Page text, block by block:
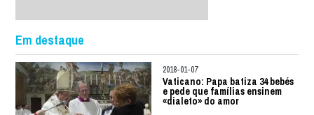
Em destaque
2018-01-07
Vaticano: Papa batiza 34 bebés
e pede que famílias ensinem
«dialeto» do amor